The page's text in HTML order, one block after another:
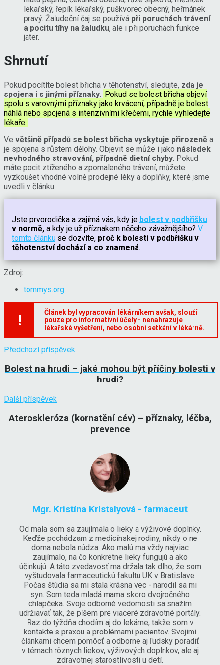
lékařský, řepík lékařský, puškvorec obecný, heřmánek
pravý. Žaludeční čaj se používá při poruchách trávení
a pocitu tíhy na žaludku, ale i při poruchách funkce
jater.
Shrnutí
Pokud pocítíte bolest břicha v těhotenství, sledujte, zda je
spojena i s jinými příznaky Pokud se bolest břicha objeví
spolu s varovnými příznaky jako krvácení, případně je bolest
náhlá nebo spojená s intenzivními křečemi, rychle vyhledejte
lékaře.
Ve většině případů se bolest břicha vyskytuje přirozeně a
je spojena s růstem dělohy. Objevit se může i jako následek
nevhodného stravování, případně dietní chyby . Pokud
máte pocit ztíženého a zpomaleného trávení, můžete
vyzkoušet vhodné volně prodejné léky a doplňky, které jsme
uvedli v článku.
Jste prvorodička a zajímá vás, kdy je bolest v podbřišku
v normě, a kdy je už příznakem něčeho závažnějšího? V
tomto článku se dozvíte, proč k bolesti v podbřišku v
těhotenství dochází a co znamená.
Zdroj:
tommys.org
!
Článek byl vypracován lékárníkem avšak, slouží
pouze pro informativní účely - nenahrazuje
lékařské vyšetření, nebo osobní setkání v lékárně.
Předchozí příspěvek
Bolest na hrudi – jaké mohou být příčiny bolesti v
hrudi?
Další příspěvek
Ateroskleróza (kornatění cév) – příznaky, léčba,
prevence
Mgr. Kristína Kristalyová - farmaceut
Od mala som sa zaujímala o lieky a výživové doplnky.
Keďže pochádzam z medicínskej rodiny, nikdy o ne
doma nebola núdza. Ako malú ma vždy najviac
zaujímalo, na čo konkrétne lieky fungujú a ako
účinkujú. A táto zvedavosť ma držala tak dlho, že som
vyštudovala farmaceutickú fakultu UK v Bratislave.
Počas štúdia sa mi stala krásna vec - narodil sa mi
syn. Som teda mladá mama skoro dvojročného
chlapčeka. Svoje odborné vedomosti sa snažím
udržiavať tak, že píšem pre viaceré zdravotné portály.
Raz do týždňa chodím aj do lekárne, takže som v
kontakte s praxou a problémami pacientov. Svojimi
článkami chcem pomôcť a odborne aj ľudsky poradiť
v témach rôznych liekov, výživových doplnkov, ale aj
zdravotnej starostlivosti u detí.